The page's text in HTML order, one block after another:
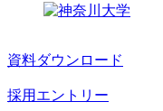
資料ダウンロード
採用エントリー